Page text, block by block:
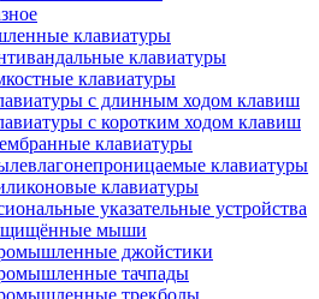
клавиатуры
клавиатуры
клавиатуры
с длинным ходом клавиш
с коротким ходом клавиш
клавиатуры
клавиатуры
клавиатуры
указательные устройства
мыши
джойстики
тачпады
трекболы